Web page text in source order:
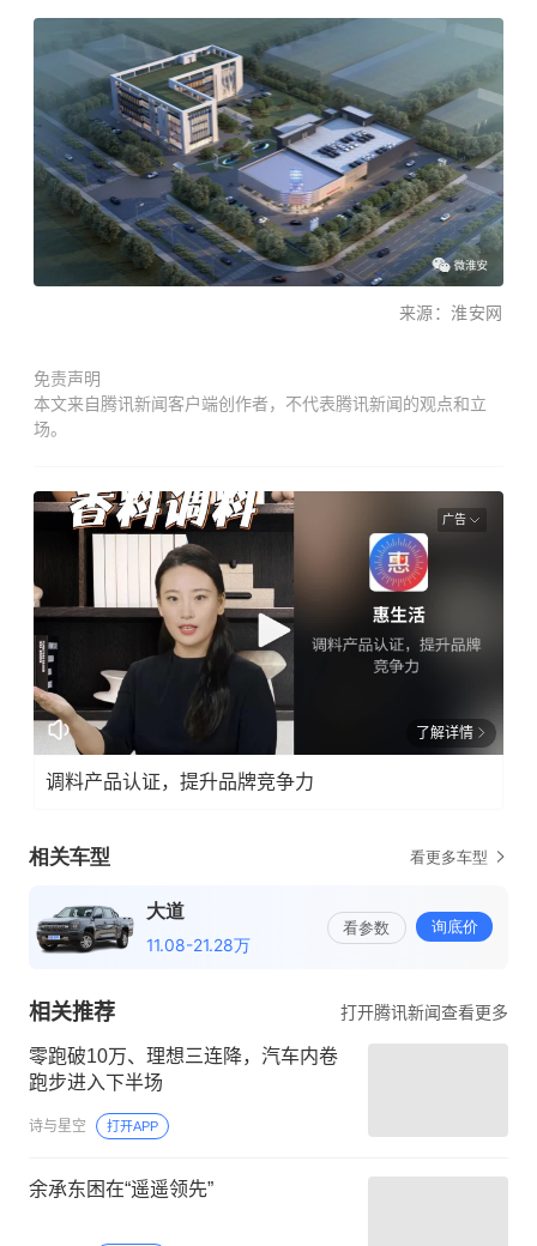
来源：淮安网
免责声明
本文来自腾讯新闻客户端创作者，不代表腾讯新闻的观点和立
场。
广告
了解详情
调料产品认证，提升品牌竞争力
相关推荐 打开腾讯新闻查看更多
零跑破10万、理想三连降，汽车内卷
跑步进入下半场
诗与星空 打开APP
余承东困在“遥遥领先”